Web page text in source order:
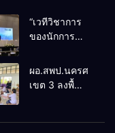
“เวทีวิชาการ
ของนักการ
ThaiCER
International
ผอ.สพป.นครศรีธรร
เขต 3 ลงพื้นที่